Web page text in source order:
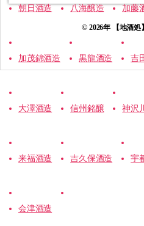
朝日酒造 八海醸造 加藤
加茂錦酒造 黒龍酒造 吉
大澤酒造 信州銘醸 神沢
来福酒造 吉久保酒造 宇
会津酒造
© 2026年 【地酒